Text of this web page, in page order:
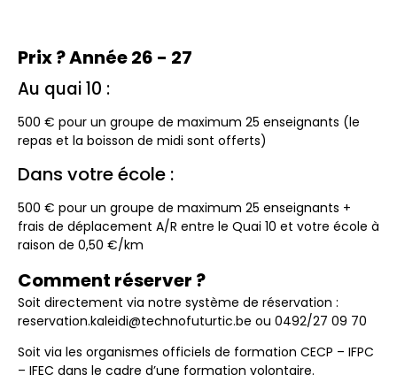
Prix ? Année 26 - 27
Au quai 10 :
500 € pour un groupe de maximum 25 enseignants (le
repas et la boisson de midi sont offerts)
Dans votre école :
500 € pour un groupe de maximum 25 enseignants +
frais de déplacement A/R entre le Quai 10 et votre école à
raison de 0,50 €/km
Comment réserver ?
Soit directement via notre système de réservation :
reservation.kaleidi@technofuturtic.be ou 0492/27 09 70
Soit via les organismes officiels de formation CECP – IFPC
– IFEC dans le cadre d’une formation volontaire.